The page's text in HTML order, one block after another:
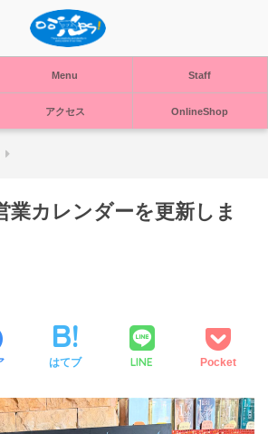
Menu Staff
アクセス OnlineShop
業カレンダーを更新しま
はてブ LINE Pocket